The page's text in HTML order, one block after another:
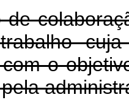
de
cuja
o